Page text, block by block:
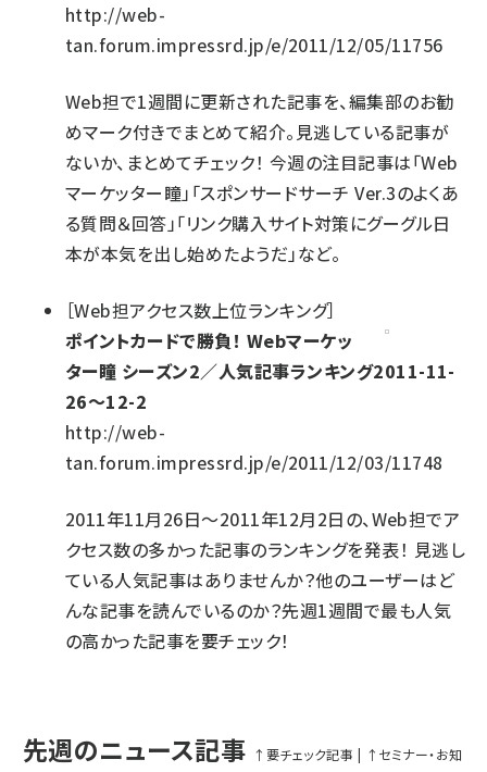
http://web-
tan.forum.impressrd.jp/e/2011/12/05/11756
Web担で1週間に更新された記事を、編集部のお勧
めマーク付きでまとめて紹介。見逃している記事が
ないか、まとめてチェック！ 今週の注目記事は「Web
マーケッター瞳」「スポンサードサーチ Ver.3のよくあ
る質問＆回答」「リンク購入サイト対策にグーグル日
本が本気を出し始めたようだ」など。
［Web担アクセス数上位ランキング］
ポイントカードで勝負！ Webマーケッ
ター瞳 シーズン2／人気記事ランキング2011-11-
26～12-2
http://web-
tan.forum.impressrd.jp/e/2011/12/03/11748
2011年11月26日～2011年12月2日の、Web担でア
クセス数の多かった記事のランキングを発表！ 見逃し
ている人気記事はありませんか？他のユーザーはど
んな記事を読んでいるのか？先週1週間で最も人気
の高かった記事を要チェック！
先週のニュース記事 ↑要チェック記事 | ↑セミナー・お知